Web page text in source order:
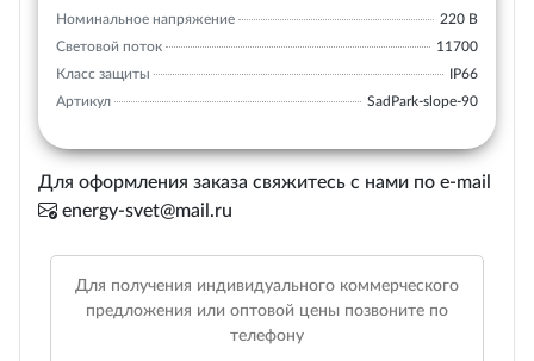
Номинальное напряжение
220 В
Световой поток
11700
Класс защиты
IP66
Артикул
SadPark-slope-90
Для оформления заказа свяжитесь с нами по e-mail
energy-svet@mail.ru
Для получения индивидуального коммерческого
предложения или оптовой цены позвоните по
телефону